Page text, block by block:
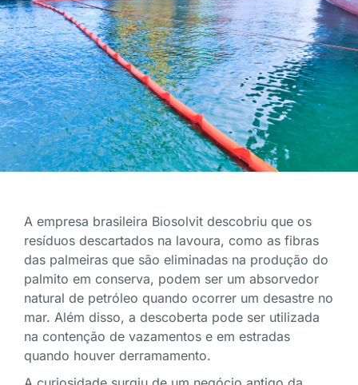
A empresa brasileira Biosolvit descobriu que os
resíduos descartados na lavoura, como as fibras
das palmeiras que são eliminadas na produção do
palmito em conserva, podem ser um absorvedor
natural de petróleo quando ocorrer um desastre no
mar. Além disso, a descoberta pode ser utilizada
na contenção de vazamentos e em estradas
quando houver derramamento.